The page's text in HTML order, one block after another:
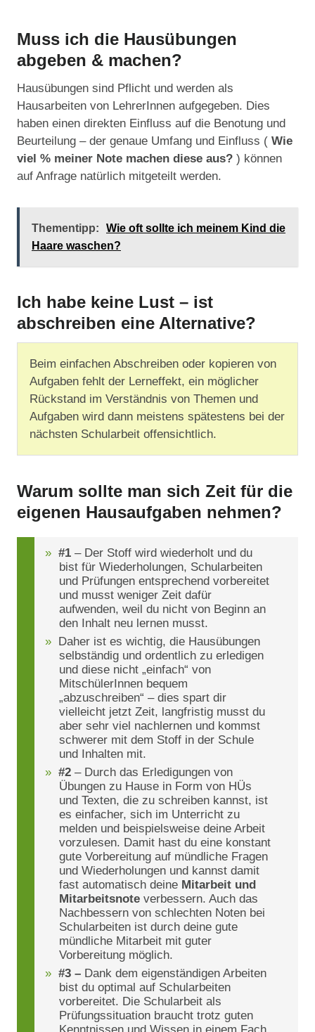
Muss ich die Hausübungen
abgeben & machen?
Hausübungen sind Pflicht und werden als
Hausarbeiten von LehrerInnen aufgegeben. Dies
haben einen direkten Einfluss auf die Benotung und
Beurteilung – der genaue Umfang und Einfluss ( Wie
viel % meiner Note machen diese aus? ) können
auf Anfrage natürlich mitgeteilt werden.
Thementipp:
Wie oft sollte ich meinem Kind die
Haare waschen?
Ich habe keine Lust – ist
abschreiben eine Alternative?
Beim einfachen Abschreiben oder kopieren von
Aufgaben fehlt der Lerneffekt, ein möglicher
Rückstand im Verständnis von Themen und
Aufgaben wird dann meistens spätestens bei der
nächsten Schularbeit offensichtlich.
Warum sollte man sich Zeit für die
eigenen Hausaufgaben nehmen?
#1 – Der Stoff wird wiederholt und du
bist für Wiederholungen, Schularbeiten
und Prüfungen entsprechend vorbereitet
und musst weniger Zeit dafür
aufwenden, weil du nicht von Beginn an
den Inhalt neu lernen musst.
Daher ist es wichtig, die Hausübungen
selbständig und ordentlich zu erledigen
und diese nicht „einfach“ von
MitschülerInnen bequem
„abzuschreiben“ – dies spart dir
vielleicht jetzt Zeit, langfristig musst du
aber sehr viel nachlernen und kommst
schwerer mit dem Stoff in der Schule
und Inhalten mit.
#2 – Durch das Erledigungen von
Übungen zu Hause in Form von HÜs
und Texten, die zu schreiben kannst, ist
es einfacher, sich im Unterricht zu
melden und beispielsweise deine Arbeit
vorzulesen. Damit hast du eine konstant
gute Vorbereitung auf mündliche Fragen
und Wiederholungen und kannst damit
fast automatisch deine Mitarbeit und
Mitarbeitsnote verbessern. Auch das
Nachbessern von schlechten Noten bei
Schularbeiten ist durch deine gute
mündliche Mitarbeit mit guter
Vorbereitung möglich.
#3 – Dank dem eigenständigen Arbeiten
bist du optimal auf Schularbeiten
vorbereitet. Die Schularbeit als
Prüfungssituation braucht trotz guten